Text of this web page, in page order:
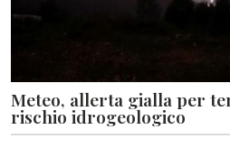
Meteo, allerta gialla per
rischio idrogeologico